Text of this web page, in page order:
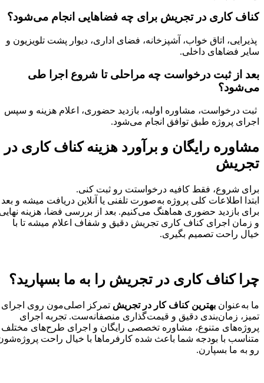
کناف کاری در تجریش برای چه فضاهایی انجام می‌شود؟
پذیرایی، اتاق خواب، آشپزخانه، فضای اداری، دیوار پشت تلویزیون و
سایر فضاهای داخلی.
بعد از ثبت درخواست چه مراحلی تا شروع اجرا طی
می‌شود؟
ثبت درخواست، مشاوره اولیه، بازدید حضوری، اعلام هزینه و سپس
اجرای پروژه طبق توافق انجام می‌شود.
مشاوره رایگان و برآورد هزینه کناف کاری در
تجریش
برای شروع، فقط کافیه درخواستت رو ثبت کنی.
ابتدا اطلاعات کلی پروژه به‌صورت تلفنی یا آنلاین دریافت میشه و بعد
برای بازدید حضوری هماهنگ می‌کنیم. بعد از بررسی فضا، هزینه نهایی
و زمان اجرای کناف کاری تجریش دقیق و شفاف اعلام میشه تا با
خیال راحت تصمیم بگیری.
چرا کناف کاری در تجریش را به ما بسپارید؟
ما به‌عنوانبهترین کناف کار در تجریش تمرکز اصلی‌مون روی اجرای
تمیز، زمان‌بندی دقیق و قیمت‌گذاری منصفانه‌ست. تجربه اجرای
پروژه‌های متنوع، مشاوره تخصصی رایگان و اجرای طرح‌های مختلف
متناسب با بودجه شما باعث شده کارفرماها با خیال راحت پروژه‌شون
رو به ما بسپارن.